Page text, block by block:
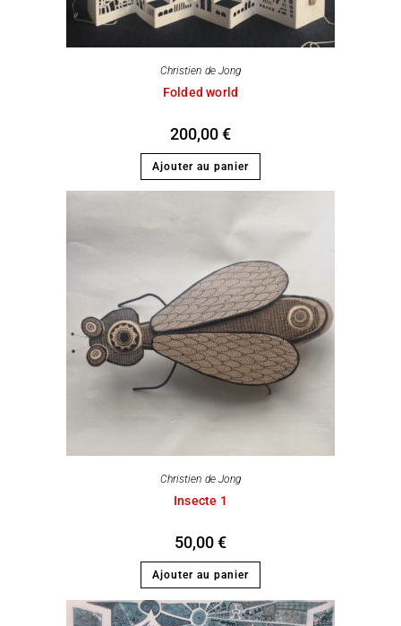
Christien de Jong
Folded world
200,00€
Ajouter au panier
Christien de Jong
Insecte 1
50,00€
Ajouter au panier